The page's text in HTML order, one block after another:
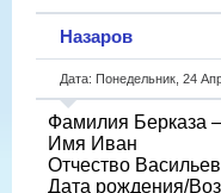
Назаров
Дата: Понедельник, 24
Фамилия Берказа
Имя Иван
Отчество
Дата рождения/